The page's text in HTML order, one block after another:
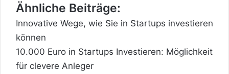
Ähnliche Beiträge:
Innovative Wege, wie Sie in Startups investieren
können
10.000 Euro in Startups Investieren: Möglichkeit
für clevere Anleger